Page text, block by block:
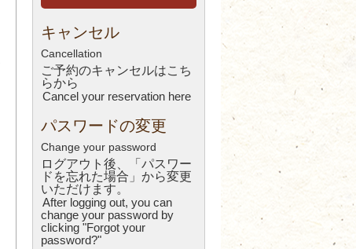
キャンセル
Cancellation
ご予約のキャンセルはこち
らから
Cancel your reservation here
パスワードの変更
Change your password
ログアウト後、「パスワー
ドを忘れた場合」から変更
いただけます。
After logging out, you can
change your password by
clicking "Forgot your
password?"